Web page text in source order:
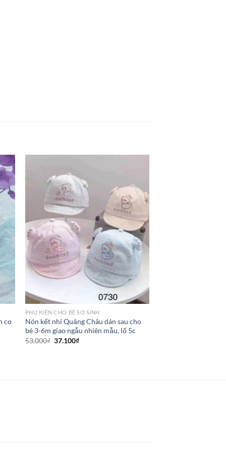
co
PHỤ KIỆN CHO BÉ SƠ SINH
Nón kết nhí Quảng Châu dán sau cho
bé 3-6m giao ngẫu nhiên mẫu, lố 5c
53.000₫ 37.100₫